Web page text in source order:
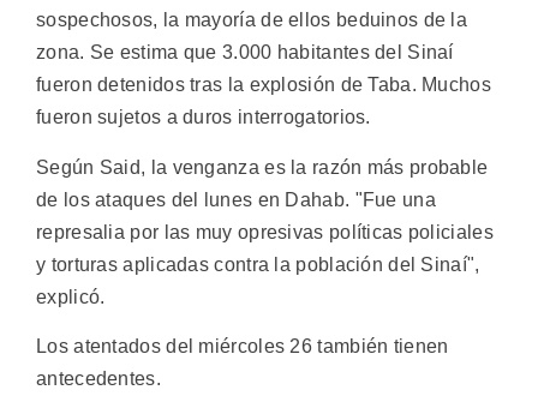
sospechosos, la mayoría de ellos beduinos de la
zona. Se estima que 3.000 habitantes del Sinaí
fueron detenidos tras la explosión de Taba. Muchos
fueron sujetos a duros interrogatorios.
Según Said, la venganza es la razón más probable
de los ataques del lunes en Dahab. "Fue una
represalia por las muy opresivas políticas policiales
y torturas aplicadas contra la población del Sinaí",
explicó.
Los atentados del miércoles 26 también tienen
antecedentes.